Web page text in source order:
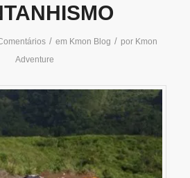
/ em Kmon Blog / por Kmon
Adventure